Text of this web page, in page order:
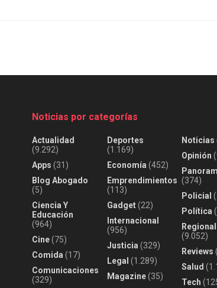
Noticias por categorías
Actualidad
(9.292)
Apps (31)
Blog Abogado
(5)
Ciencia Y
Educación
(964)
Cine(75)
Comida (17)
Comunicaciones
(329)
Deportes
(1.169)
Economía (452)
Emprendimientos
(113)
Gadget(22)
Internacional
(956)
Justicia (329)
Legal (1.289)
Magazine(35)
Noticias
Opinión
(374)
Policial
Política
Regional
(9.052)
Reviews
Salud
Tech